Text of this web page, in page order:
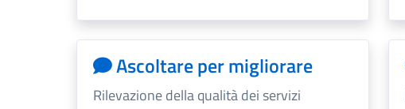
Ascoltare per migliorare
Rilevazione della qualità dei servizi